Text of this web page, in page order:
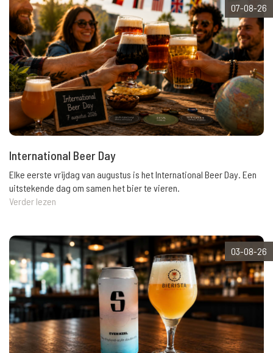
07-08-26
International Beer Day
Elke eerste vrijdag van augustus is het International Beer Day. Een
uitstekende dag om samen het bier te vieren.
Verder lezen
03-08-26